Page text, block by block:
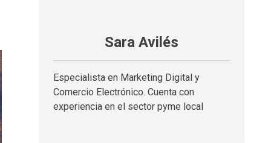
Sara Avilés
Especialista en Marketing Digital y
Comercio Electrónico. Cuenta con
experiencia en el sector pyme local